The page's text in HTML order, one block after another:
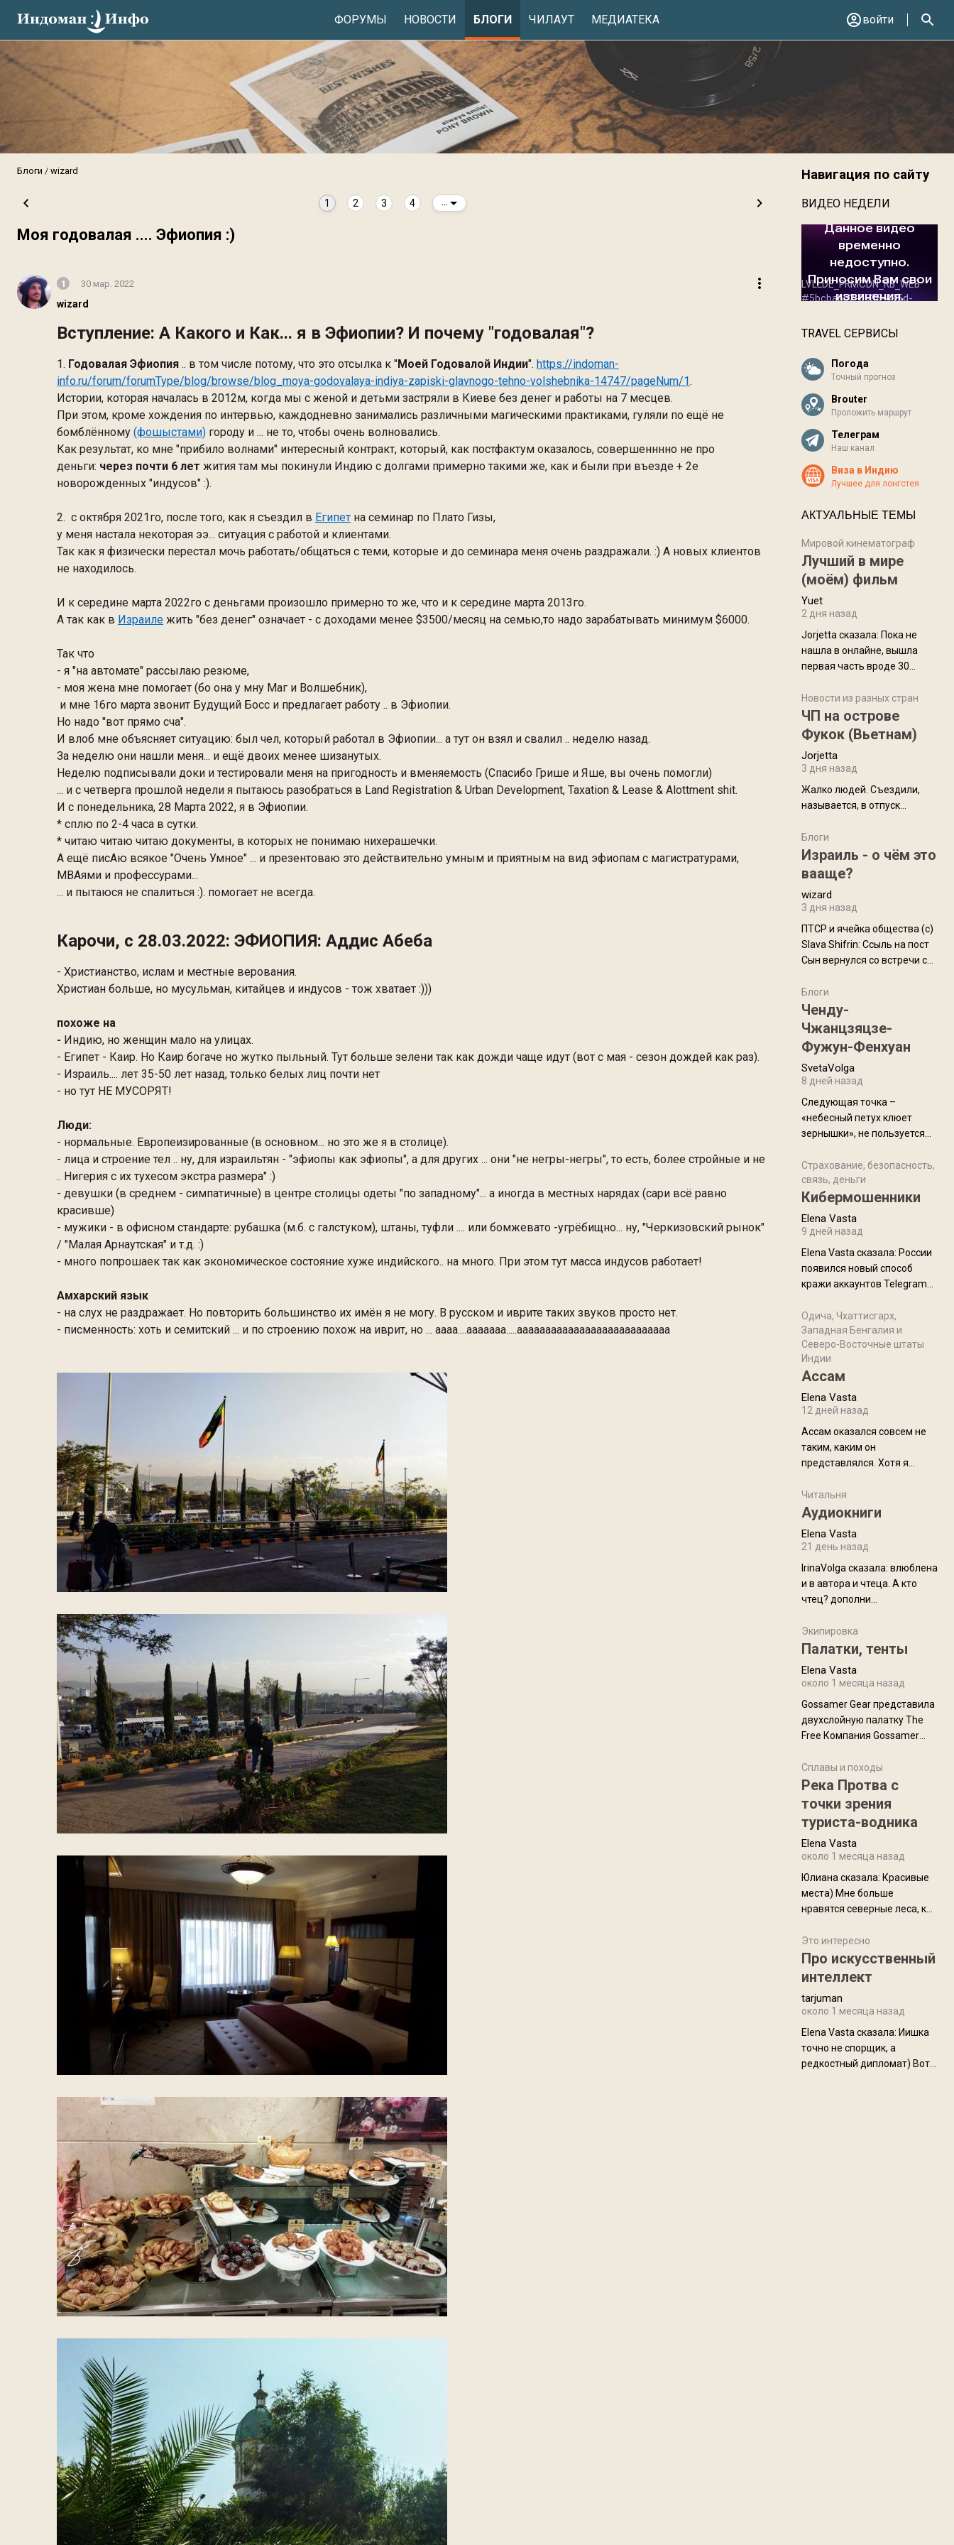
ФОРУМЫ НОВОСТИ БЛОГИ ЧИЛАУТ МЕДИАТЕКА войти
Блоги wizard
1 2 3 4
Moя годовалая .... Эфиопия :)
1 30 мар. 2022
wizard
Вступление: А Какого и Как... я в Эфиопии? И почему "годовалая"?
1. Годовалая Эфиопия .. в том числе потому, что это отсылка к "Моей Годовалой Индии". https://indoman-
info.ru/forum/forumType/blog/browse/blog_moya-godovalaya-indiya-zapiski-glavnogo-tehno-volshebnika-14747/pageNum/1.
Истории, которая началась в 2012м, когда мы с женой и детьми застряли в Киеве без денег и работы на 7 месцев.
При этом, кроме хождения по интервью, каждодневно занимались различными магическими практиками, гуляли по ещё не
бомблённому (фошыстами) городу и ... не то, чтобы очень волновались.
Как результат, ко мне "прибило волнами" интересный контракт, который, как постфактум оказалось, совершенннно не про
деньги: через почти 6 лет жития там мы покинули Индию с долгами примерно такими же, как и были при въезде + 2е
новорожденных "индусов" :).
2. с октября 2021го, после того, как я съездил в Египет на семинар по Плато Гизы,
у меня настала некоторая ээ... ситуация с работой и клиентами.
Так как я физически перестал мочь работать/общаться с теми, которые и до семинара меня очень раздражали. :) А новых клиентов
не находилось.
И к середине марта 2022го с деньгами произошло примерно то же, что и к середине марта 2013го.
А так как в Израиле жить "без денег" означает - с доходами менее $3500/месяц на семью,то надо зарабатывать минимум $6000.
Так что
- я "на автомате" рассылаю резюме,
- моя жена мне помогает (бо она у мну Маг и Волшебник),
и мне 16го марта звонит Будущий Босс и предлагает работу .. в Эфиопии.
Но надо "вот прямо сча".
И влоб мне объясняет ситуацию: был чел, который работал в Эфиопии... а тут он взял и свалил .. неделю назад.
За неделю они нашли меня... и ещё двоих менее шизанутых.
Неделю подписывали доки и тестировали меня на пригодность и вменяемость (Спасибо Грише и Яше, вы очень помогли)
... и с четверга прошлой недели я пытаюсь разобраться в Land Registration & Urban Development, Taxation & Lease & Alottment shit.
И с понедельника, 28 Марта 2022, я в Эфиопии.
* сплю по 2-4 часа в сутки.
* читаю читаю читаю документы, в которых не понимаю нихерашечки.
А ещё писАю всякое "Очень Умное" ... и презентоваю это действительно умным и приятным на вид эфиопам с магистратурами,
MBAями и профессурами...
... и пытаюся не спалиться :). помогает не всегда.
Карочи, с 28.03.2022: ЭФИОПИЯ: Аддис Абеба
- Христианство, ислам и местные верования.
Христиан больше, но мусульман, китайцев и индусов - тож хватает :)))
похоже на
- Индию, но женщин мало на улицах.
- Египет - Каир. Но Каир богаче но жутко пыльный. Тут больше зелени так как дожди чаще идут (вот с мая - сезон дождей как раз).
- Израиль.... лет 35-50 лет назад, только белых лиц почти нет
- но тут НЕ МУСОРЯТ!
Люди:
- нормальные. Европеизированные (в основном... но это же я в столице).
- лица и строение тел .. ну, для израильтян - "эфиопы как эфиопы", а для других ... они "не негры-негры", то есть, более стройные и не
.. Нигерия с их тухесом экстра размера" :)
- девушки (в среднем - симпатичные) в центре столицы одеты "по западному"... а иногда в местных нарядах (сари всё равно
красивше)
- мужики - в офисном стандарте: рубашка (м.б. с галстуком), штаны, туфли .... или бомжевато -угрёбищно... ну, "Черкизовский рынок"
/ "Малая Арнаутская" и т.д. :)
- много попрошаек так как экономическое состояние хуже индийского.. на много. При этом тут масса индусов работает!
Амхарский язык
- на слух не раздражает. Но повторить большинство их имён я не могу. В русском и иврите таких звуков просто нет.
- писменность: хоть и семитский ... и по строению похож на иврит, но ... аааа....ааааааа.....ааааааааааааааааааааааааааа
Навигация по сайту
ВИДЕО НЕДЕЛИ
TRAVEL СЕРВИСЫ
Погода
Точный прогноз
Brouter
Проложить маршрут
Телеграм
Наш канал
Виза в Индию
Лучшее для лонгстея
АКТУАЛЬНЫЕ ТЕМЫ
Мировой кинематограф
Лучший в мире
(моём) фильм
Yuet
2 дня назад
Jorjetta сказалa: Пока не
нашла в онлайне, вышла
первая часть вроде 30
Дивали 8 ноября.
Новости из разных стран
ЧП на острове
Фукок (Вьетнам)
Jorjetta
3 дня назад
Жалко людей. Съездили,
называется, в отпуск...
Блоги
Израиль - о чём это
вааще?
wizard
3 дня назад
ПТСР и ячейка общества (с)
Slava Shifrin: Ссыль на пост
Сын вернулся со встречи с
уже, как демобилизовались,
а продолжают встречаться
почти каждую неделю) и с
порога сообщил: "Эйтан
разводится!" Эйтан -
мальчик из религиозной
семьи, из тех, кого называют
"вязаные кипы". С 2022-го
Блоги
Ченду-
Чжанцзяцзе-
Фужун-Фенхуан
SvetaVolga
8 дней назад
Следующая точка –
«небесный петух клюет
зернышки», не пользуется
заслужено, и чтобы попасть
на начало тропы показали
водителю карту, иначе
Пошли туда, потому что я
отзывов. По мне – сплошная
физуха, долгий спуск, потом
подъем по этому же пути.
Пока
Страхование, безопасность,
связь, деньги
Кибермошенники
Elena Vasta
9 дней назад
Elena Vasta сказалa: России
появился новый способ
кражи аккаунтов Telegram
Прочитайте! У моих двух
знакомых вот так увели
аккаунты
Одича, Чхаттисгарх,
Западная Бенгалия и
Северо-Восточные штаты
Индии
Ассам
Elena Vasta
12 дней назад
Ассам оказался совсем не
таким, каким он
представлялся. Хотя я
краешек, но все же схватила
ауру штата, как-то он меня
природа, мягкие
такая как бы переходная
ступень между привычной
нам Индией и остальными
надеюсь увидеть.
Читальня
Аудиокниги
Elena Vasta
21 день назад
IrinaVolga сказалa: влюблена
и в автора и чтеца. А кто
чтец? дополни
Экипировка
Палатки, тенты
Elena Vasta
около 1 месяца назад
Gossamer Gear представила
двухслойную палатку The
Free Компания Gossamer
туристическую палатку The
Free, которая стала первой
ультралегкой моделью в
ассортименте
производителя. Новинка
получила двухслойную
конструкцию с отдельным
внешним тентом и сетчатой
внутренней палаткой, а ее
комплектации составляет
около 845 г. Палатка весит
менее
Сплавы и походы
Река Протва с
точки зрения
туриста-водника
Elena Vasta
около 1 месяца назад
Юлиана сказалa: Красивые
места) Мне больше
нравятся северные леса, как
южной тайги
Это интересно
Про искусственный
интеллект
tarjuman
около 1 месяца назад
Elena Vasta сказалa: Иишка
точно не спорщик, а
редкостный дипломат) Вот,